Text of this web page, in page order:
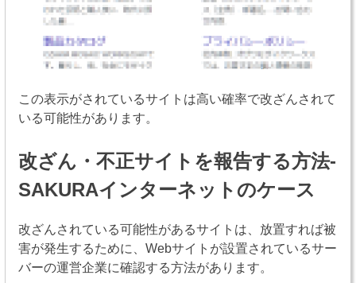
この表示がされているサイトは高い確率で改ざんされて
いる可能性があります。
改ざん・不正サイトを報告する方法-
SAKURAインターネットのケース
改ざんされている可能性があるサイトは、放置すれば被
害が発生するために、Webサイトが設置されているサー
バーの運営企業に確認する方法があります。